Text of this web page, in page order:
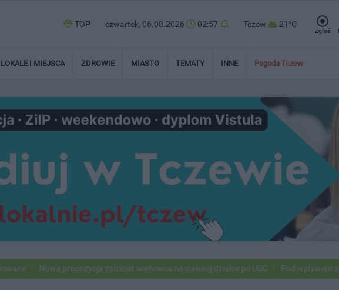
TOP czwartek, 06.08.2026 02:57 Tczew 21°C
Zgłoś
LOKALE I MIEJSCA ZDROWIE MIASTO TEMATY INNE Pogoda Tczew
Nowa propozycja zamiast wieżowca na dawnej działce po USC Pod wpływem alkoholu